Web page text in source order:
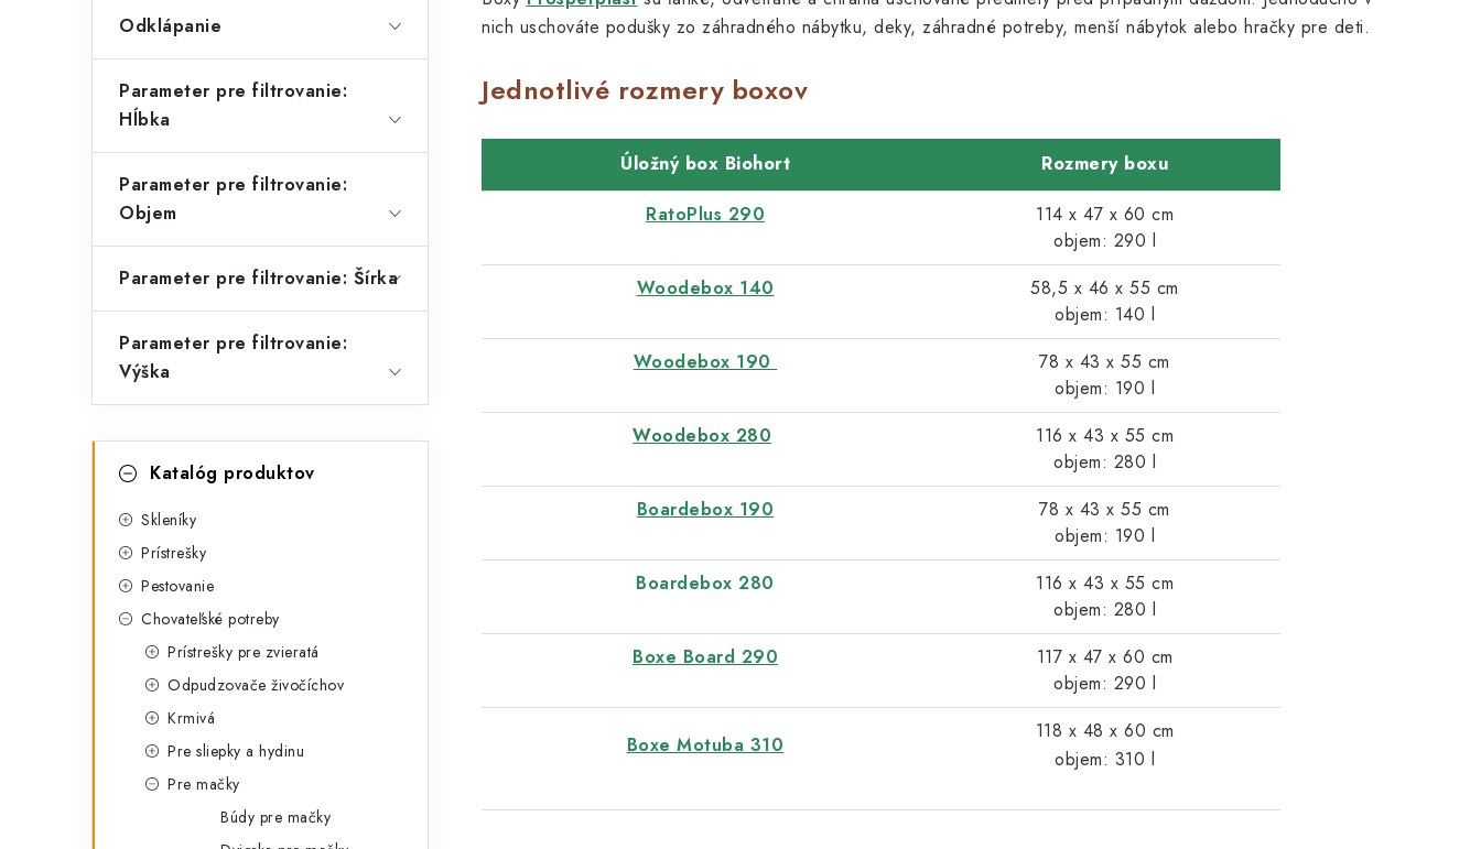
Odklápanie
Parameter pre filtrovanie:
Hĺbka
Parameter pre filtrovanie:
Objem
Parameter pre filtrovanie: Šírka
Parameter pre filtrovanie:
Výška
kategórieKatalóg produktov
Skleníky
Prístrešky
Pestovanie
Chovateľské potreby
Prístrešky pre zvieratá
Odpudzovače živočíchov
Krmivá
Pre sliepky a hydinu
Pre mačky
Búdy pre mačky
á
d
a
c
i
p
v
y
ý
i
u
nich uschováte podušky zo záhradného nábytku, deky, záhradné potreby, menší nábytok alebo hračky pre deti.
Jednotlivé rozmery boxov
Úložný box Biohort
Rozmery boxu
RatoPlus 290
114 x 47 x 60 cm
objem: 290 l
Woodebox 140
58,5 x 46 x 55 cm
objem: 140 l
Woodebox 190
78 x 43 x 55 cm
objem: 190 l
Woodebox 280
116 x 43 x 55 cm
objem: 280 l
Boardebox 190
78 x 43 x 55 cm
objem: 190 l
Boardebox 280
116 x 43 x 55 cm
objem: 280 l
Boxe Board 290
117 x 47 x 60 cm
objem: 290 l
Boxe Motuba 310
118 x 48 x 60 cm
objem: 310 l